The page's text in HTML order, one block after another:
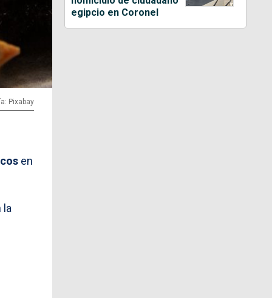
Pixabay
en
la
egipcio en Coronel